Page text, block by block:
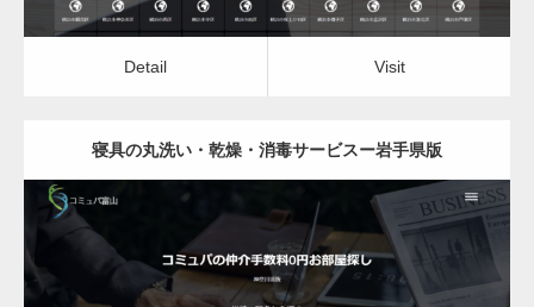
Detail Visit
寝具の丸洗い・乾燥・消毒サービスー岩手県版
更新日： 2022.12.06